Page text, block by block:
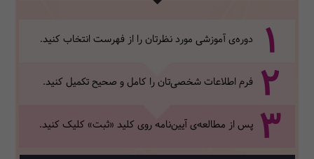
1 دوره‌ی آموزشی مورد نظرتان را از فهرست انتخاب کنید.
2 فرم اطلاعات شخصی‌تان‌ را کامل و صحیح تکمیل کنید.
3 پس از مطالعه‌ی آیین‌نامه روی کلید «ثبت» کلیک کنید.